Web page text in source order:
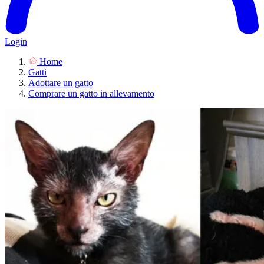
Login
Home
Gatti
Adottare un gatto
Comprare un gatto in allevamento